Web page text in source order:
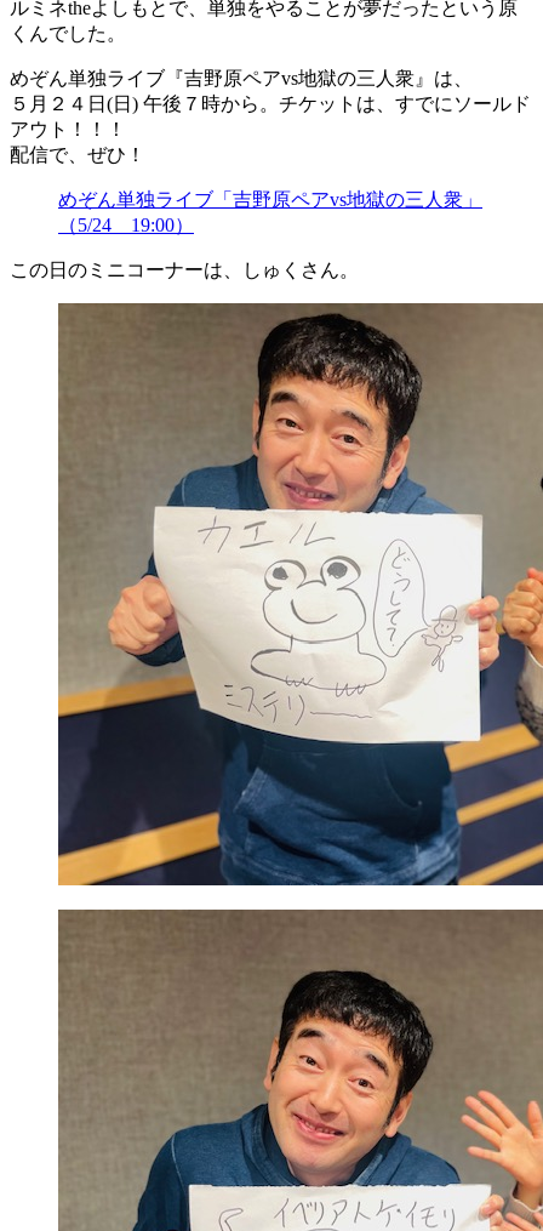
ルミネtheよしもとで、単独をやることが夢だったという原
くんでした。
めぞん単独ライブ『吉野原ペアvs地獄の三人衆』は、
５月２４日(日) 午後７時から。チケットは、すでにソールド
アウト！！！
配信で、ぜひ！
めぞん単独ライブ「吉野原ペアvs地獄の三人衆」
（5/24 19:00）
この日のミニコーナーは、しゅくさん。